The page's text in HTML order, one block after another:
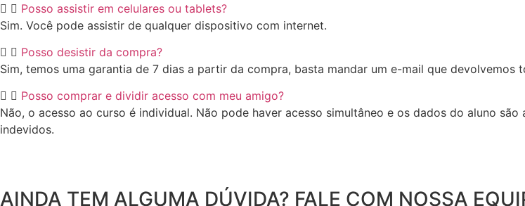
Posso assistir em celulares ou tablets?
Sim. Você pode assistir de qualquer dispositivo com internet.
Posso desistir da compra?
Sim, temos uma garantia de 7 dias a partir da compra, basta mandar um e-mail que
Posso comprar e dividir acesso com meu amigo?
Não, o acesso ao curso é individual. Não pode haver acesso simultâneo e os dados do aluno
indevidos.
AINDA TEM ALGUMA DÚVIDA? FALE COM NOSSA